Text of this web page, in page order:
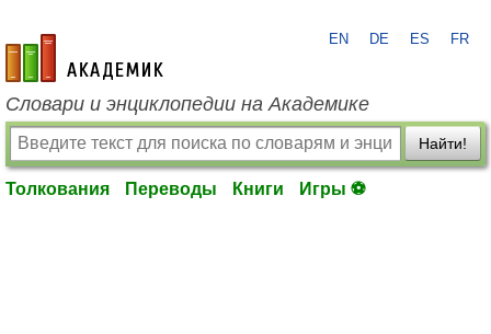
academic.ru
EN DE ES FR
Словари и энциклопедии на Академике
Найти!
Толкования Переводы Книги Игры ⚽